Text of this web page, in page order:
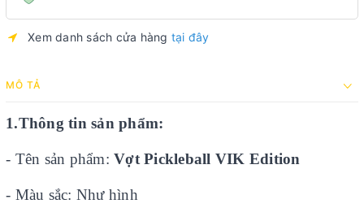
Xem danh sách cửa hàng tại đây
MÔ TẢ
1.Thông tin sản phẩm:
- Tên sản phẩm: Vợt Pickleball VIK Edition
- Màu sắc: Như hình